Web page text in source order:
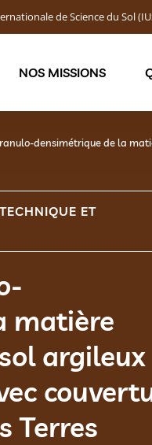
de Science du Sol
NOS MISSIONS
densimétrique de la
ET
matière
argileux
Terres